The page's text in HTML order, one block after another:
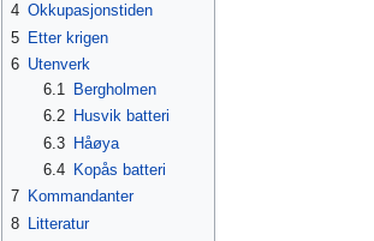
4 Okkupasjonstiden
5 Etter krigen
6 Utenverk
6.1
Bergholmen
6.2
Husvik batteri
6.3 Håøya
6.4
Kopås batteri
7 Kommandanter
8 Litteratur